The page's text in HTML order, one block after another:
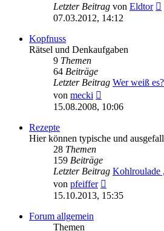
Letzter Beitrag von Eldtor
07.03.2012, 14:12
Kopfnuss
Rätsel und Denkaufgaben
9 Themen
64 Beiträge
Letzter Beitrag Wer weiß es?
von mecki
Beitrag
15.08.2008, 10:06
Rezepte
Hier können typische und
28 Themen
159 Beiträge
Letzter Beitrag Kohlroulade
von pfeiffer
Beitrag
15.10.2013, 15:35
Forum allgemein
Themen